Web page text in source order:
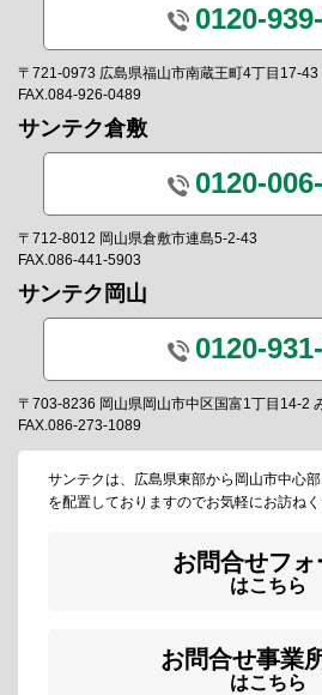
0120-
〒721-0973 広島県福山市南蔵王町4丁目17-43
FAX.084-926-0489
サンテク倉敷
0120-
〒712-8012 岡山県倉敷市連島5-2-43
FAX.086-441-5903
サンテク岡山
0120-
〒703-8236 岡山県岡山市中区国富1丁目14-2
FAX.086-273-1089
サンテクは、広島県東部から岡山市中心
を配置しておりますのでお気軽にお訪ねく
お問合せフォ
はこちら
お問合せ事業
はこちら